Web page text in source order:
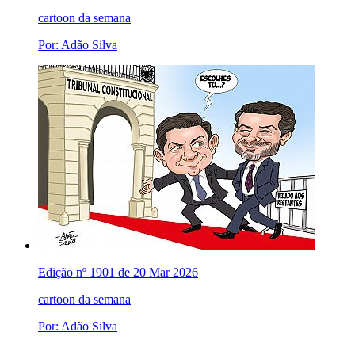
cartoon da semana
Por: Adão Silva
Edição nº 1901 de 20 Mar 2026
cartoon da semana
Por: Adão Silva